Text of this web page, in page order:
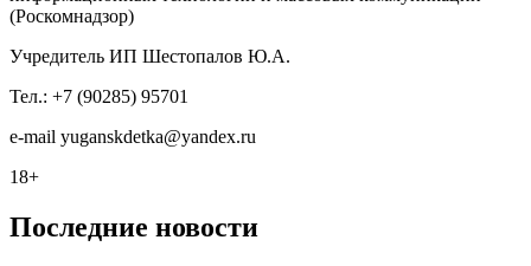
(Роскомнадзор)
Учредитель ИП Шестопалов Ю.А.
Тел.: +7 (90285) 95701
e-mail yuganskdetka@yandex.ru
18+
Последние новости